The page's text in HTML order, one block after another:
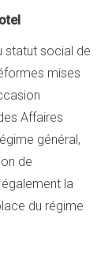
statut social de
mises
Affaires
général,
de
également la
du régime